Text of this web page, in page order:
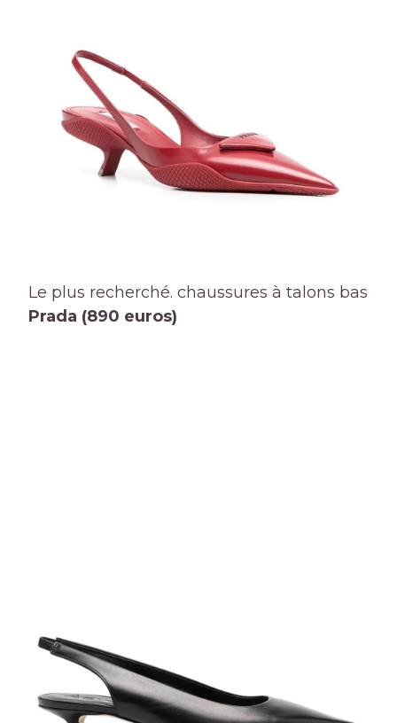
Le plus recherché. chaussures à talons bas
Prada (890 euros)